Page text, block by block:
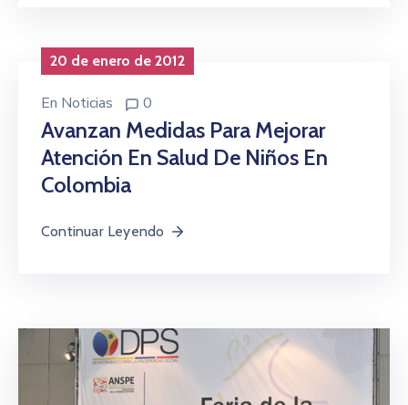
20 de enero de 2012
En Noticias 0
Avanzan Medidas Para Mejorar
Atención En Salud De Niños En
Colombia
Continuar Leyendo